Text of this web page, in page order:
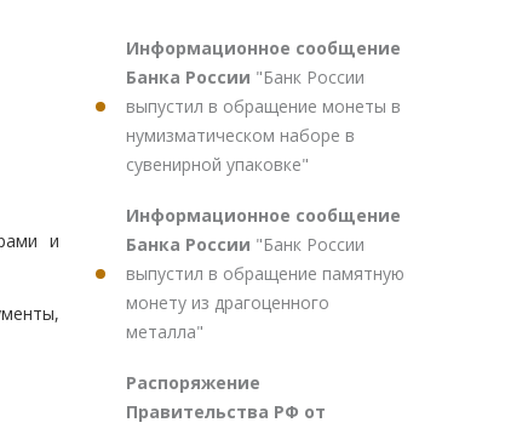
и
Информационное сообщение
Банка России "Банк России
выпустил в обращение монеты в
нумизматическом наборе в
сувенирной упаковке"
Информационное сообщение
Банка России "Банк России
выпустил в обращение памятную
монету из драгоценного
металла"
Распоряжение
Правительства РФ от